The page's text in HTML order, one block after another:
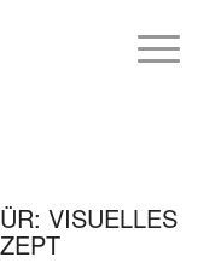
VISUELLES